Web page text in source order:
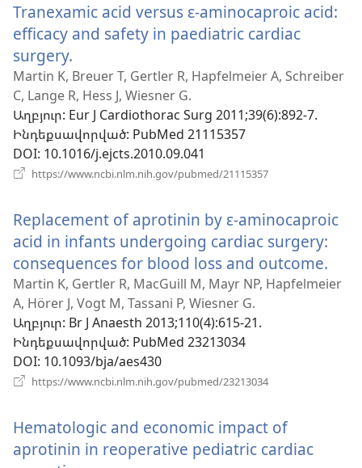
պատուհան)
Tranexamic acid versus ɛ-aminocaproic acid:
efficacy and safety in paediatric cardiac
surgery.
է
նոր
պատուհան)
Martin K, Breuer T, Gertler R, Hapfelmeier A, Schreiber
C, Lange R, Hess J, Wiesner G.
Աղբյուր‎: Eur J Cardiothorac Surg 2011;39(6):892-7.
Ինդեքսավորված‎: PubMed 21115357
DOI‎: 10.1016/j.ejcts.2010.09.041
https://www.ncbi.nlm.nih.gov/pubmed/21115357
պատուհան)
Replacement of aprotinin by ε-aminocaproic
acid in infants undergoing cardiac surgery:
consequences for blood loss and outcome.
է
Martin K, Gertler R, MacGuill M, Mayr NP, Hapfelmeier
A, Hörer J, Vogt M, Tassani P, Wiesner G.
Աղբյուր‎: Br J Anaesth 2013;110(4):615-21.
Ինդեքսավորված‎: PubMed 23213034
DOI‎: 10.1093/bja/aes430
https://www.ncbi.nlm.nih.gov/pubmed/23213034
պատուհան)
Hematologic and economic impact of
aprotinin in reoperative pediatric cardiac